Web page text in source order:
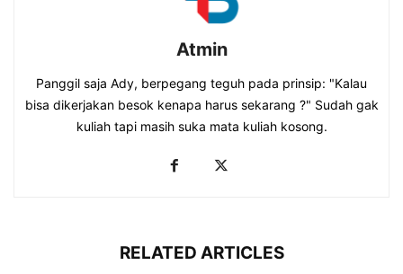
Atmin
Panggil saja Ady, berpegang teguh pada prinsip: "Kalau
bisa dikerjakan besok kenapa harus sekarang ?" Sudah gak
kuliah tapi masih suka mata kuliah kosong.
RELATED ARTICLES